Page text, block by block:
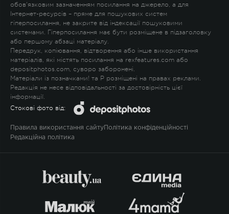
обов'язковим зазначенням посилання на джерело, а для
Інтернет-ресурсів – пряме для пошукових систем
гіперпосилання, не закрите від індексації пошуковими
системами. Гіперпосилання має бути розміщене в підзаголовку
або першому абзаці матеріалу.
Передрук, копіювання, відтворення або інше використання
матеріалів, які містять посилання на rexfeatures.com або
depositphotos.com, суворо заборонені.
Матеріали із позначками! та P розміщені на правах реклами.
Редакція не несе відповідальності за достовірність цієї
інформації.
Стокові фото від:
Правила використання сайту Політика конфіденційності
Редакційна політика